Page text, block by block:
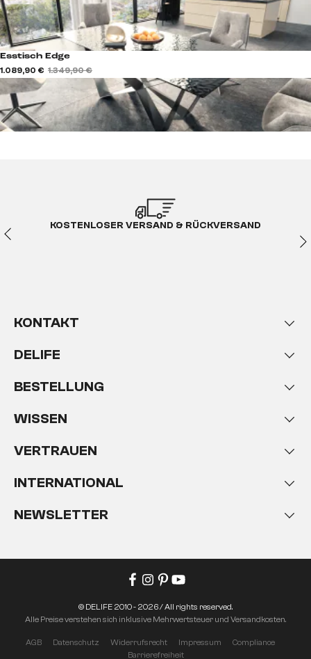
Esstisch Edge
1.089,90 € 1.349,90 €
KOSTENLOSER VERSAND & RÜCKVERSAND
KONTAKT
DELIFE
BESTELLUNG
WISSEN
VERTRAUEN
INTERNATIONAL
NEWSLETTER
AGB Datenschutz Widerrufsrecht Impressum
Compliance
Barrierefreiheit
© DELIFE 2010 - 2026 / All rights reserved.
Alle Preise verstehen sich inklusive Mehrwertsteuer und Versandkosten.